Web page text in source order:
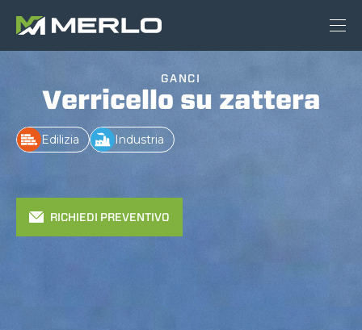
GANCI
Verricello su zattera
Edilizia Industria
RICHIEDI PREVENTIVO